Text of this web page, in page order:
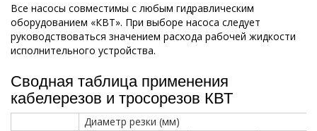
Все насосы совместимы с любым гидравлическим
оборудованием «КВТ». При выборе насоса следует
руководствоваться значением расхода рабочей жидкости
исполнительного устройства.
Сводная таблица применения
кабелерезов и тросорезов КВТ
Диаметр резки (мм)